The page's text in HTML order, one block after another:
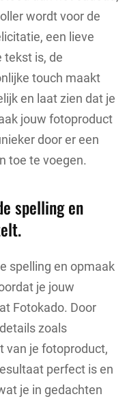
wordt voor de
een lieve
tekst is, de
touch maakt
en laat zien dat je
jouw fotoproduct
door er een
toe te voegen.
spelling en
spelling en opmaak
je jouw
Fotokado. Door
zoals
van je fotoproduct,
perfect is en
je in gedachten